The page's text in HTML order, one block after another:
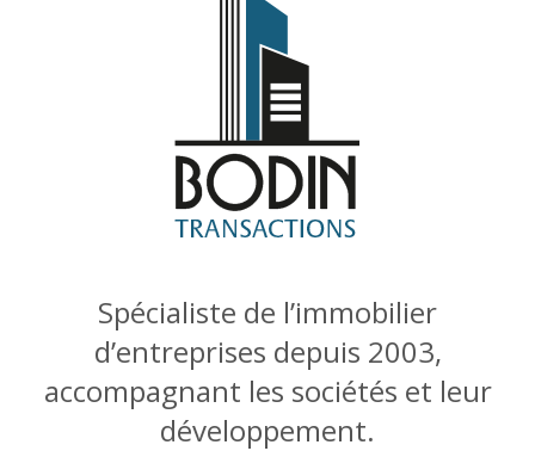
Spécialiste de l’immobilier
d’entreprises depuis 2003,
accompagnant les sociétés et leur
développement.